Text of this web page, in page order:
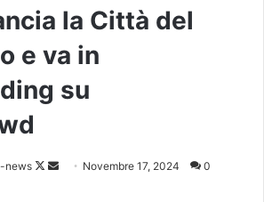
la Città del
e va in
su
news
Follow
Invia Novembre 17, 2024 0